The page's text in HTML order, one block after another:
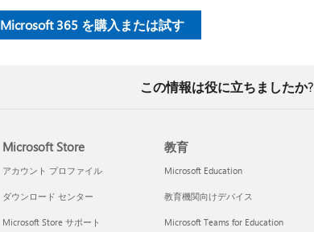
Microsoft 365 を購入または試す
この情報は役に立ちましたか?
Microsoft Store
アカウント プロファイル
ダウンロード センター
Microsoft Store サポート
教育
Microsoft Education
教育機関向けデバイス
Microsoft Teams for Education